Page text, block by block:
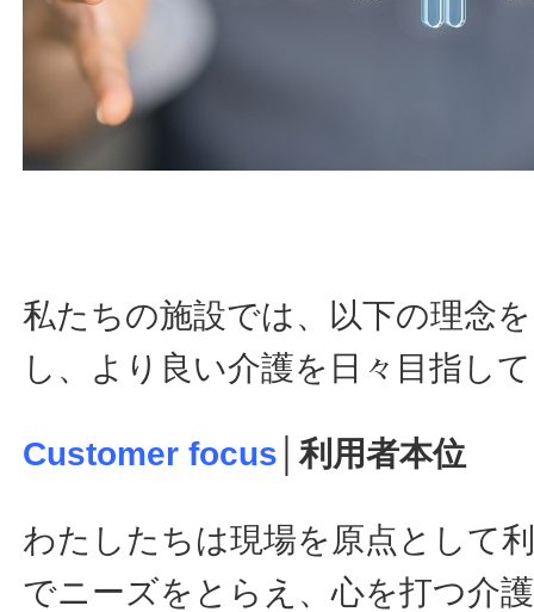
私たちの施設では、以下の理念
し、より良い介護を日々目指し
Customer focus │利用者本位
わたしたちは現場を原点として
でニーズをとらえ、心を打つ介